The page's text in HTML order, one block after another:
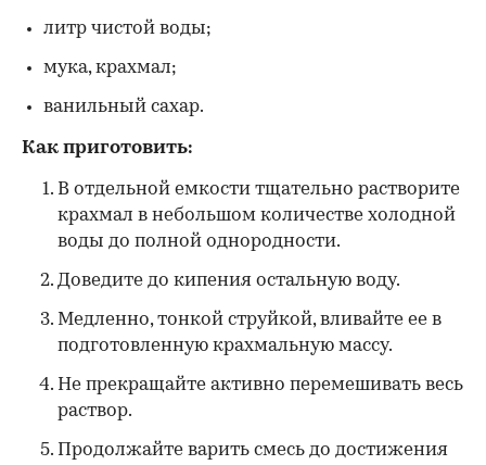
литр чистой воды;
мука, крахмал;
ванильный сахар.
Как приготовить:
В отдельной емкости тщательно растворите
крахмал в небольшом количестве холодной
воды до полной однородности.
Доведите до кипения остальную воду.
Медленно, тонкой струйкой, вливайте ее в
подготовленную крахмальную массу.
Не прекращайте активно перемешивать весь
раствор.
Продолжайте варить смесь до достижения